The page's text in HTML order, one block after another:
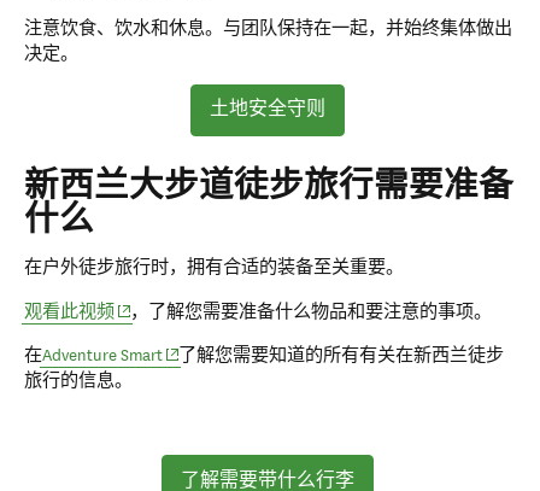
注意饮食、饮水和休息。与团队保持在一起，并始终集体做出
决定。
土地安全守则
新西兰大步道徒步旅行需要准备
什么
在户外徒步旅行时，拥有合适的装备至关重要。
观看此视频(opens in new window)
，了解您需要准备什么物品和要注意的事项。
在Adventure Smart(opens in new window)
了解您需要知道的所有有关在新西兰徒步
旅行的信息。
了解需要带什么行李